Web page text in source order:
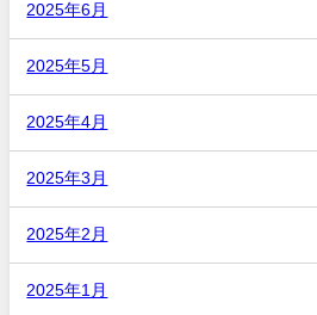
2025年6月
2025年5月
2025年4月
2025年3月
2025年2月
2025年1月